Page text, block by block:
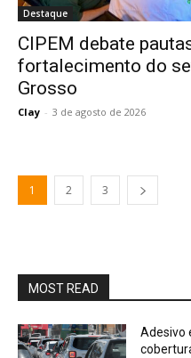
Destaque
CIPEM debate
fortalecimento do
Grosso
Clay - 3 de agosto de 2026
1 2 3
MOST READ
Adesivo